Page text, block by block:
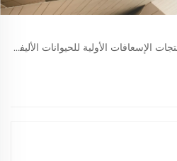
الإسعافات الأولية للحيوانات الأليفة